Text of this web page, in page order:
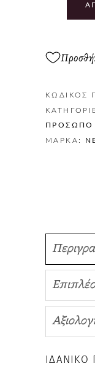
ΚΩΔΙΚΌΣ
ΠΡΌΣΩΠΟ
ΜΆΡΚΑ:
ΙΔΑΝΙΚΌ